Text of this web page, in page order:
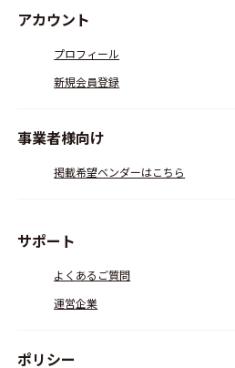
アカウント
プロフィール
新規会員登録
事業者様向け
掲載希望ベンダーはこちら
サポート
よくあるご質問
運営企業
ポリシー